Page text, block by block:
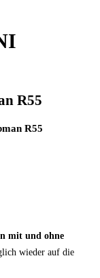
R55
R55
mit und ohne
wieder auf die